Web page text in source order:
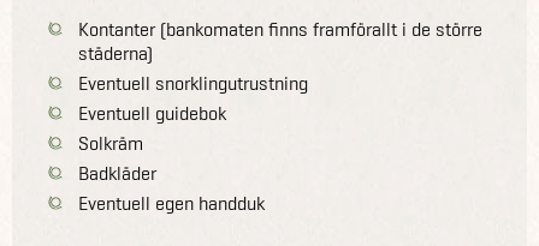
Kontanter (bankomaten finns framförallt i de större
städerna)
Eventuell snorklingutrustning
Eventuell guidebok
Solkräm
Badkläder
Eventuell egen handduk